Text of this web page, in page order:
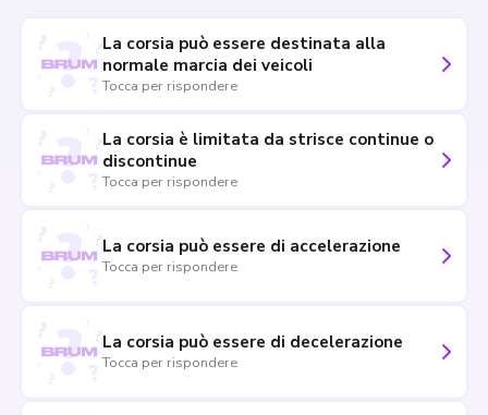
La corsia può essere destinata alla
normale marcia dei veicoli
Tocca per rispondere
La corsia è limitata da strisce continue o
discontinue
Tocca per rispondere
La corsia può essere di accelerazione
Tocca per rispondere
La corsia può essere di decelerazione
Tocca per rispondere